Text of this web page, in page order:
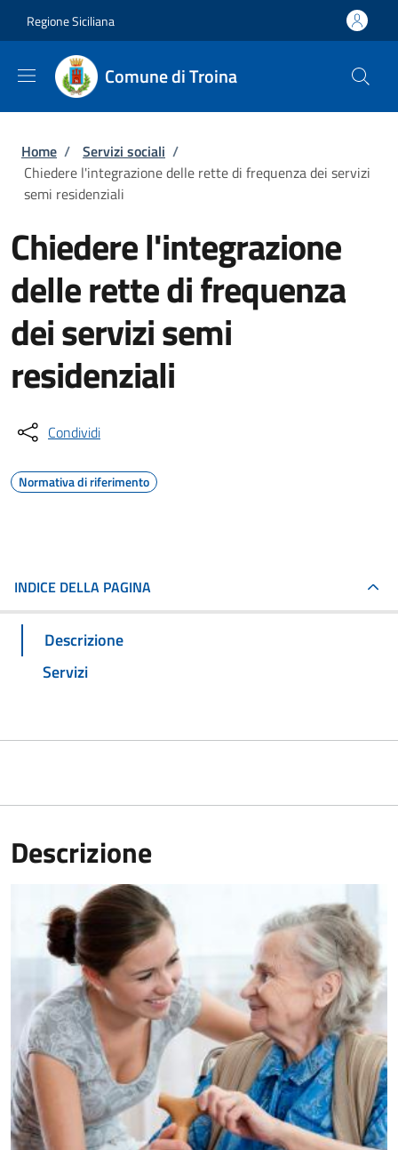
Regione Siciliana
Comune di Troina
Briciole di pane
Home / Servizi sociali /
Chiedere l'integrazione delle rette di frequenza dei servizi
semi residenziali
Chiedere l'integrazione
delle rette di frequenza
dei servizi semi
residenziali
Condividi
Normativa di riferimento
INDICE DELLA PAGINA
Descrizione
Servizi
Descrizione